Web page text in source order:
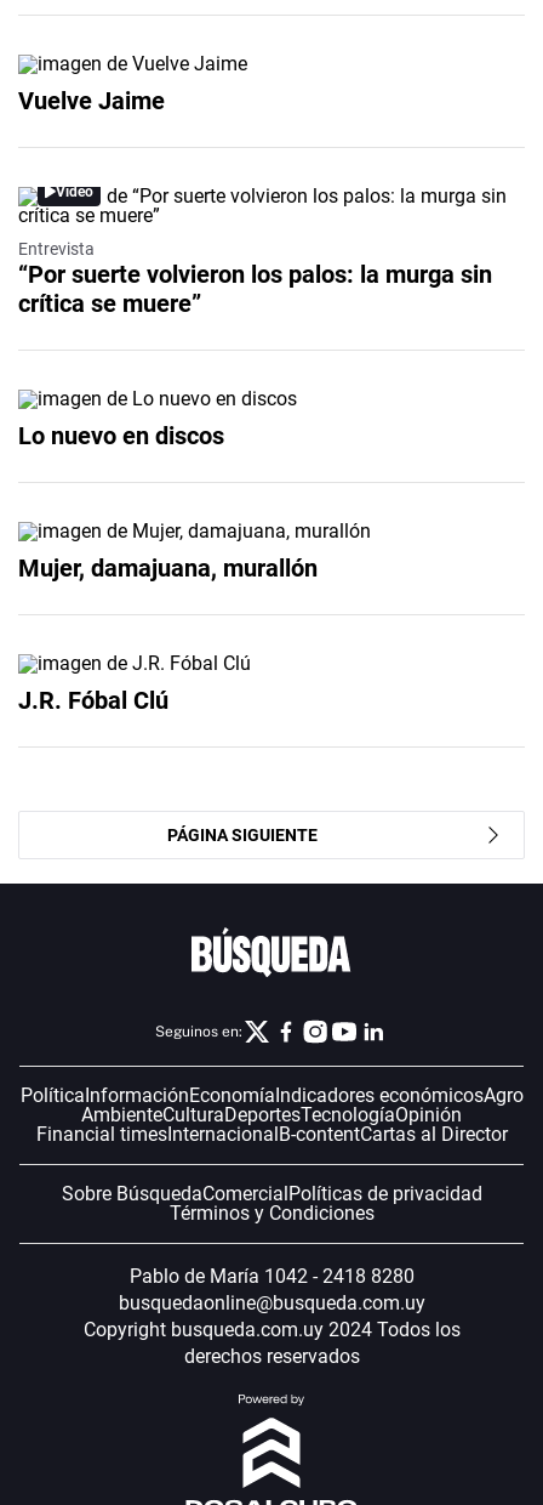
Vuelve Jaime
Video
Entrevista
“Por suerte volvieron los palos: la murga sin
crítica se muere”
Lo nuevo en discos
Mujer, damajuana, murallón
J.R. Fóbal Clú
PÁGINA SIGUIENTE
Seguinos en:
PolíticaInformaciónEconomíaIndicadores económicosAgro
AmbienteCulturaDeportesTecnologíaOpinión
Financial timesInternacionalB-contentCartas al Director
Sobre BúsquedaComercialPolíticas de privacidad
Términos y Condiciones
Pablo de María 1042 - 2418 8280
busquedaonline@busqueda.com.uy
Copyright busqueda.com.uy 2024 Todos los
derechos reservados